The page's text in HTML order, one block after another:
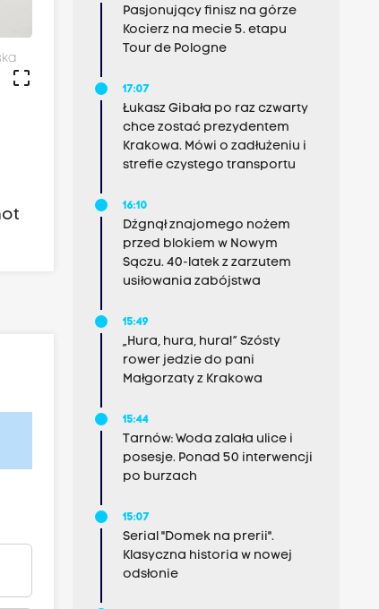
crop_free
Pasjonujący finisz na górze
Kocierz na mecie 5. etapu
Tour de Pologne
17:07
Łukasz Gibała po raz czwarty
chce zostać prezydentem
Krakowa. Mówi o zadłużeniu i
strefie czystego transportu
16:10
Dźgnął znajomego nożem
przed blokiem w Nowym
Sączu. 40-latek z zarzutem
usiłowania zabójstwa
15:49
„Hura, hura, hura!” Szósty
rower jedzie do pani
Małgorzaty z Krakowa
15:44
Tarnów: Woda zalała ulice i
posesje. Ponad 50 interwencji
po burzach
15:07
Serial "Domek na prerii".
Klasyczna historia w nowej
odsłonie